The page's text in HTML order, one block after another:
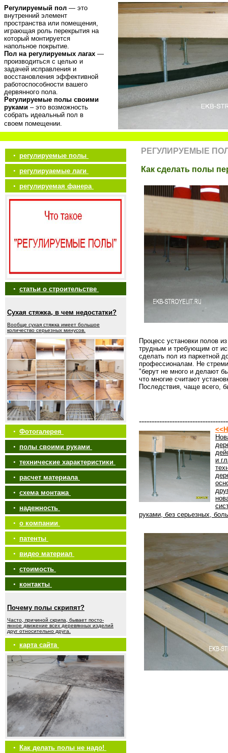
Регулируемый пол — это
внутренний элемент
пространства или помещения,
играющая роль перекрытия на
который монтируется
напольное покрытие.
Пол на регулируемых лагах —
производиться с целью и
задачей исправления и
восстановления эффективной
работоспособности вашего
дервянного пола.
Регулируемые полы своими
руками – это возможность
собрать идеальный пол в
своем помещении.
• регулируемые полы
• регулируаемые лаги
• регулируемая фанера
• статьи о строительстве
Сухая стяжка, в чем недостатки?
Вообще сухая стяжка имеет большое
количество серьезных минусов.
• Фотогалерея
• полы своими руками
• технические характеристики
• расчет материала
• схема монтажа
• надежность
• о компании
• патенты
• видео материал
• стоимость
• контакты
Почему полы скрипят?
Часто, причиной скрипа, бывает посто-
янное движение всех деревянных изделий
друг относительно друга.
• карта сайта
•
Как делать полы не надо!
РЕГУЛИРУЕМЫЕ
Как сделать полы
Процесс установки полов
трудным и требующим от
сделать пол из паркетной
профессионалам. Не
"берут не много и делают
что многие считают
Последствия, чаще всего,
и
руками, без серьезных,